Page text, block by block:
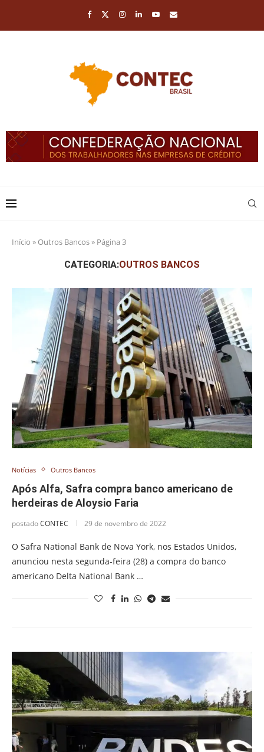
Início » Outros Bancos» Página 3
CATEGORIA:OUTROS BANCOS
Notícias Outros Bancos
Após Alfa, Safra compra banco americano de
herdeiras de Aloysio Faria
postadoCONTEC 29 de novembro de 2022
O Safra National Bank de Nova York, nos Estados Unidos,
anunciou nesta segunda-feira (28) a compra do banco
americano Delta National Bank …